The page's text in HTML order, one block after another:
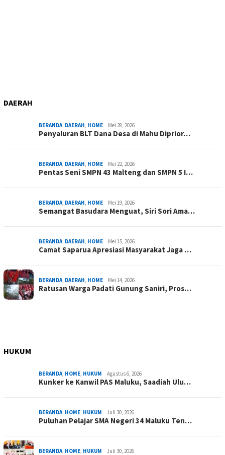
DAERAH
BERANDA, DAERAH, HOME Mei 28, 2026
Penyaluran BLT Dana Desa di Mahu Diprior…
BERANDA, DAERAH, HOME Mei 22, 2026
Pentas Seni SMPN 43 Malteng dan SMPN 5 I…
BERANDA, DAERAH, HOME Mei 19, 2026
Semangat Basudara Menguat, Siri Sori Ama…
BERANDA, DAERAH, HOME Mei 15, 2026
Camat Saparua Apresiasi Masyarakat Jaga …
BERANDA, DAERAH, HOME Mei 14, 2026
Ratusan Warga Padati Gunung Saniri, Pros…
HUKUM
BERANDA, HOME, HUKUM Agustus 6, 2026
Kunker ke Kanwil PAS Maluku, Saadiah Ulu…
BERANDA, HOME, HUKUM Juli 30, 2026
Puluhan Pelajar SMA Negeri 34 Maluku Ten…
BERANDA, HOME, HUKUM Juli 30, 2026